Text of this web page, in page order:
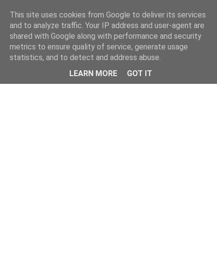
Menu
This site uses cookies from Google to deliver its services
and to analyze traffic. Your IP address and user-agent are
shared with Google along with performance and security
metrics to ensure quality of service, generate usage
statistics, and to detect and address abuse.
LEARN MORE
GOT IT